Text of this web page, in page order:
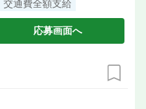
交通費全額支給
応募画面へ